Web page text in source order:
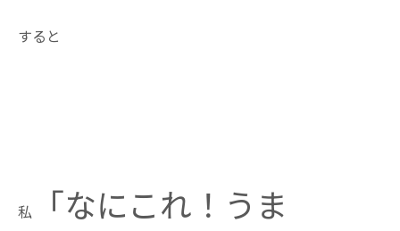
すると
私
「なにこれ！うま